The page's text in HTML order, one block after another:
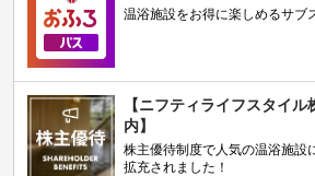
温浴施設をお得に楽しめるサブ
【ニフティライフスタイ
内】
株主優待制度で人気の温浴施設
拡充されました！